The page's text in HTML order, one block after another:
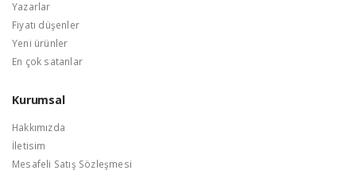
Yazarlar
Fiyatı düşenler
Yeni ürünler
En çok satanlar
Kurumsal
Hakkımızda
İletisim
Mesafeli Satış Sözleşmesi